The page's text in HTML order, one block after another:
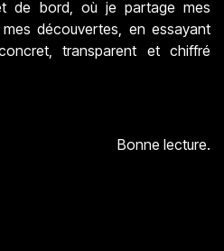
de bord, où je partage mes
découvertes, en essayant
transparent et chiffré
Bonne lecture.